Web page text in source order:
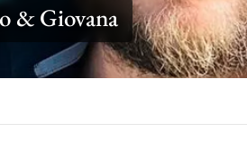
& Giovana